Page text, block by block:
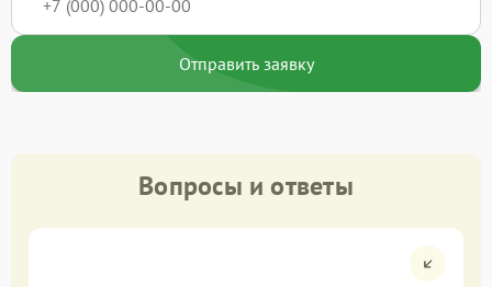
Отправить заявку
Вопросы и ответы